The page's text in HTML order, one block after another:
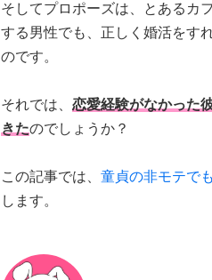
そしてプロポーズは、とあるカ
する男性でも、正しく婚活をす
のです。
それでは、 恋愛経験がなかった
きたのでしょうか？
この記事では、 童貞の非モテで
します。